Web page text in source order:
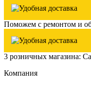
Поможем с ремонтом и
3 розничных магазина:
Компания